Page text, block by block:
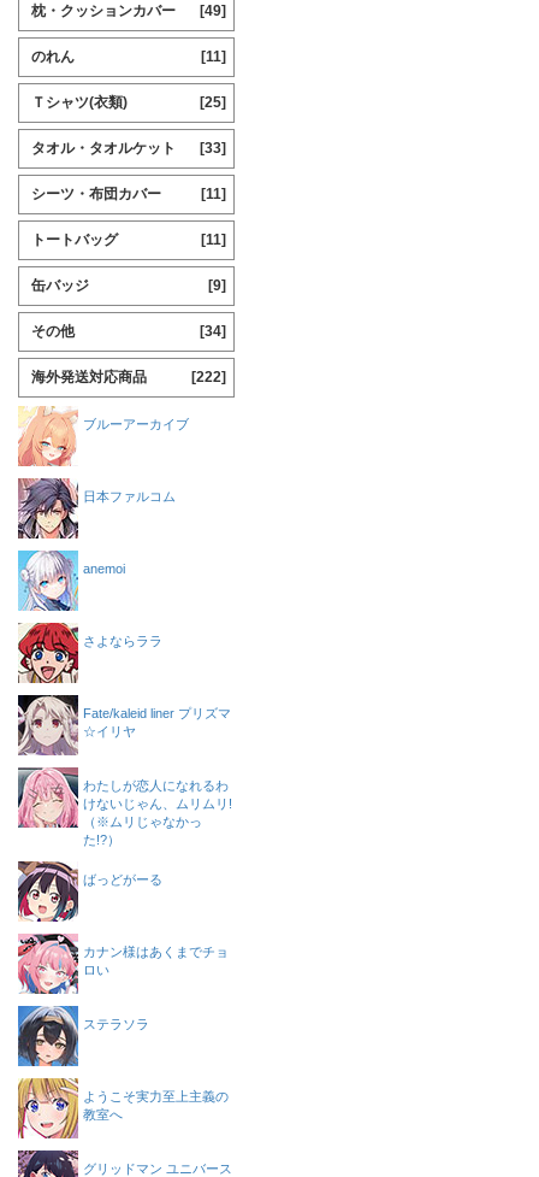
枕・クッションカバー [49]
のれん [11]
Ｔシャツ(衣類) [25]
タオル・タオルケット [33]
シーツ・布団カバー [11]
トートバッグ [11]
缶バッジ [9]
その他 [34]
海外発送対応商品 [222]
ブルーアーカイブ
日本ファルコム
anemoi
さよならララ
Fate/kaleid liner プリズマ
☆イリヤ
わたしが恋人になれるわ
けないじゃん、ムリムリ!
（※ムリじゃなかっ
た!?）
ばっどがーる
カナン様はあくまでチョ
ロい
ステラソラ
ようこそ実力至上主義の
教室へ
グリッドマン ユニバース